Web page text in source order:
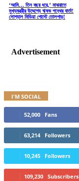
‘আমি… তিন বছর ধরে,’ মাঝরাতে
মুখ্যমন্ত্রীর উদ্দেশ্যে ঋষভ পন্থের বার্তা!
সোশ্যাল মিডিয়া পোস্টে তোলপাড়!
Advertisement
I'M SOCIAL
52,000 Fans
63,214 Followers
10,245 Followers
109,230 Subscribers